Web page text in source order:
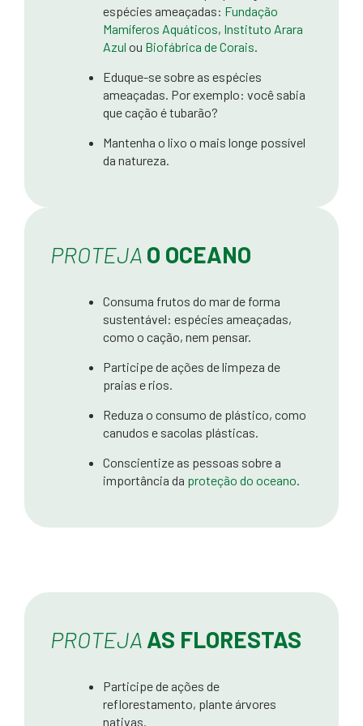
espécies ameaçadas: Fundação
Mamíferos Aquáticos, Instituto Arara
Azul ou Biofábrica de Corais.
Eduque-se sobre as espécies
ameaçadas. Por exemplo: você sabia
que cação é tubarão?
Mantenha o lixo o mais longe possível
da natureza.
PROTEJA O OCEANO
Consuma frutos do mar de forma
sustentável: espécies ameaçadas,
como o cação, nem pensar.
Participe de ações de limpeza de
praias e rios.
Reduza o consumo de plástico, como
canudos e sacolas plásticas.
Conscientize as pessoas sobre a
importância da proteção do oceano.
PROTEJA AS FLORESTAS
Participe de ações de
reflorestamento, plante árvores
nativas.